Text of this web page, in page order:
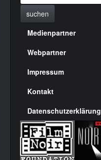
suchen
Menülinks
rechte
Seite
Medienpartner
Webpartner
Impressum
Kontakt
Datenschutzerklärung